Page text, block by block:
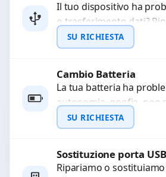
Il tuo dispositivo ha
o trasferimento dati?
sostituiamo connettori
rotti, allentati,
SU RICHIESTA
Richiedi
WhatsApp
Cambio Batteria
La tua batteria ha
autonomia, gonfia, non
lenta o cicli di ricarica
Sostituiamo la...
SU RICHIESTA
Richiedi
Sostituzione porta USB
Ripariamo o